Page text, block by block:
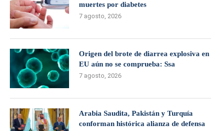
muertes por diabetes
7 agosto, 2026
Origen del brote de diarrea explosiva en
EU aún no se comprueba: Ssa
7 agosto, 2026
Arabia Saudita, Pakistán y Turquía
conforman histórica alianza de defensa